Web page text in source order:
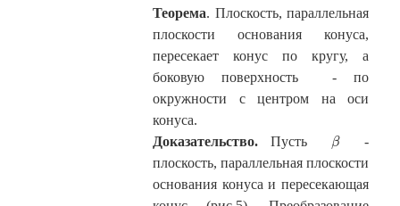
Теорема. Плоскость, параллельная
плоскости основания конуса,
пересекает конус по кругу, а
боковую поверхность - по
окружности с центром на оси
конуса.
Доказательство. Пусть β
β-
плоскость, параллельная плоскости
основания конуса и пересекающая